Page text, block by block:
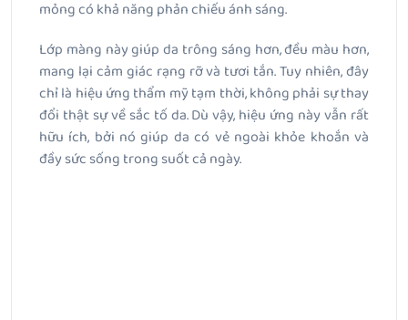
mỏng có khả năng phản chiếu ánh sáng.
Lớp màng này giúp da trông sáng hơn, đều màu hơn,
mang lại cảm giác rạng rỡ và tươi tắn. Tuy nhiên, đây
chỉ là hiệu ứng thẩm mỹ tạm thời, không phải sự thay
đổi thật sự về sắc tố da. Dù vậy, hiệu ứng này vẫn rất
hữu ích, bởi nó giúp da có vẻ ngoài khỏe khoắn và
đầy sức sống trong suốt cả ngày.